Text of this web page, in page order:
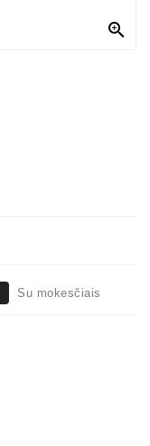

Su mokesčiais